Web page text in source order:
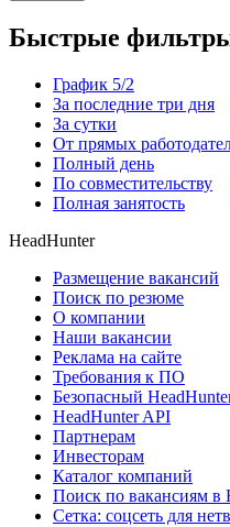
Быстрые
График 5/2
За последние три дня
За сутки
От прямых
Полный день
По совместительству
Полная занятость
HeadHunter
Размещение вакансий
Поиск по резюме
О компании
Наши вакансии
Реклама на сайте
Требования к ПО
Безопасный
HeadHunter API
Партнерам
Инвесторам
Каталог компаний
Поиск по вакансиям в
Сетка: соцсеть для